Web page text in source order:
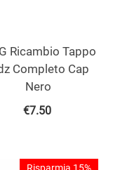
Ricambio Tappo
Completo Cap
Nero
€7.50